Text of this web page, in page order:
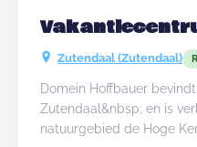
Zutendaal (Zutendaal)
Domein Hoffbauer
Zutendaal&nbsp; en is
natuurgebied de Hoge